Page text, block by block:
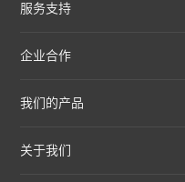
服务支持
企业合作
我们的产品
关于我们